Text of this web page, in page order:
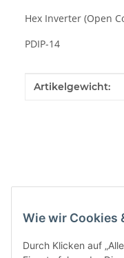
Wie wir Cookies
Durch Klicken auf
Hex Inverter (Open
PDIP-14
Produkteigenschaft
Wert
Artikelgewicht:
Kategorien